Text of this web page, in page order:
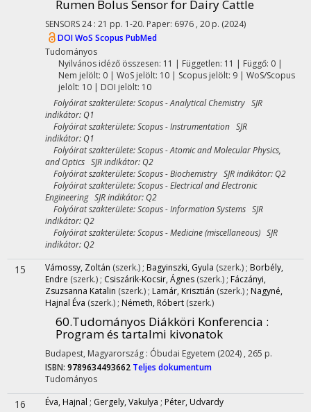
Rumen Bolus Sensor for Dairy Cattle
SENSORS24: 21 pp. 1-20. Paper: 6976 , 20 p. (2024)
DOIWoS Scopus PubMed
Tudományos
Nyilvános idéző összesen: 11 | Független: 11 | Függő: 0 |
Nem jelölt: 0 | WoS jelölt: 10 | Scopus jelölt: 9 | WoS/Scopus
jelölt: 10 | DOI jelölt: 10
Folyóirat szakterülete: Scopus - Analytical Chemistry SJR
indikátor: Q1
Folyóirat szakterülete: Scopus - Instrumentation SJR
indikátor: Q1
Folyóirat szakterülete: Scopus - Atomic and Molecular Physics,
and Optics SJR indikátor: Q2
Folyóirat szakterülete: Scopus - Biochemistry SJR indikátor: Q2
Folyóirat szakterülete: Scopus - Electrical and Electronic
Engineering SJR indikátor: Q2
Folyóirat szakterülete: Scopus - Information Systems SJR
indikátor: Q2
Folyóirat szakterülete: Scopus - Medicine (miscellaneous) SJR
indikátor: Q2
15 Vámossy, Zoltán (szerk.) ; Bagyinszki, Gyula (szerk.) ; Borbély,
Endre (szerk.) ; Csiszárik-Kocsir, Ágnes (szerk.) ; Fáczányi,
Zsuzsanna Katalin (szerk.) ; Lamár, Krisztián (szerk.) ; Nagyné,
Hajnal Éva (szerk.) ; Németh, Róbert (szerk.)
60.Tudományos Diákköri Konferencia :
Program és tartalmi kivonatok
Budapest, Magyarország : Óbudai Egyetem (2024) , 265 p.
ISBN: 9789634493662 Teljes dokumentum
Tudományos
16 Éva, Hajnal ; Gergely, Vakulya ; Péter, Udvardy